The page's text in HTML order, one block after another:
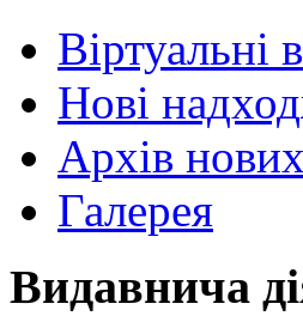
Віртуальні
Нові
Архів
Галерея
Видавнича